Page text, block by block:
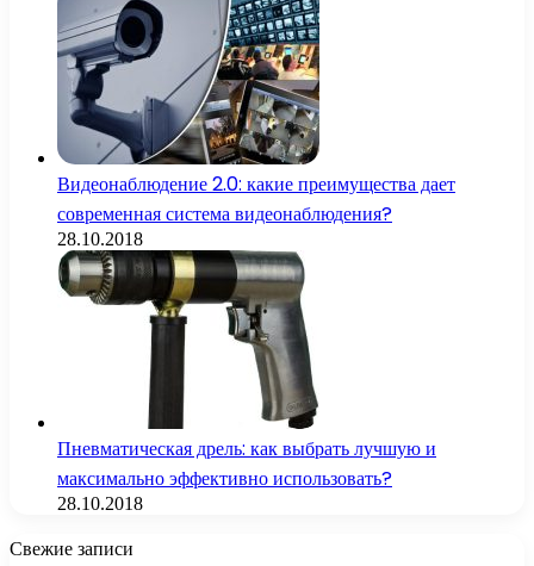
Видеонаблюдение 2.0: какие преимущества дает
современная система видеонаблюдения?
28.10.2018
Пневматическая дрель: как выбрать лучшую и
максимально эффективно использовать?
28.10.2018
Свежие записи